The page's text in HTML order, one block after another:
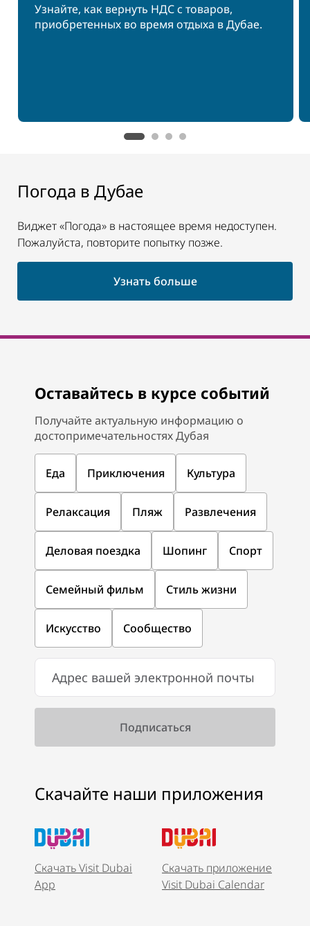
Узнайте, как вернуть НДС с товаров,
приобретенных во время отдыха в Дубае.
Погода в Дубае
Виджет «Погода» в настоящее время недоступен.
Пожалуйста, повторите попытку позже.
Узнать больше
Оставайтесь в курсе событий
Получайте актуальную информацию о
достопримечательностях Дубая
Еда Приключения Культура
Релаксация Пляж Развлечения
Деловая поездка Шопинг Спорт
Семейный фильм Стиль жизни
Искусство Сообщество
Скачайте наши приложения
Скачать Visit Dubai
App
Скачать приложение
Visit Dubai Calendar